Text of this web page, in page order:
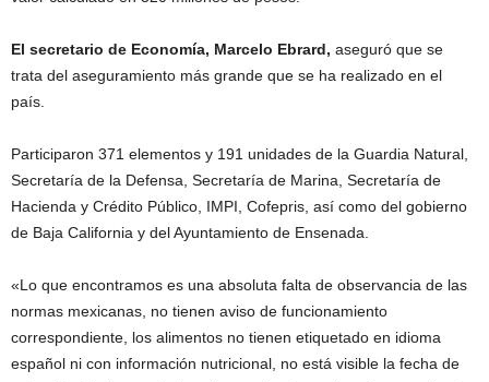
El secretario de Economía, Marcelo Ebrard, aseguró que se
trata del aseguramiento más grande que se ha realizado en el
país.
Participaron 371 elementos y 191 unidades de la Guardia Natural,
Secretaría de la Defensa, Secretaría de Marina, Secretaría de
Hacienda y Crédito Público, IMPI, Cofepris, así como del gobierno
de Baja California y del Ayuntamiento de Ensenada.
«Lo que encontramos es una absoluta falta de observancia de las
normas mexicanas, no tienen aviso de funcionamiento
correspondiente, los alimentos no tienen etiquetado en idioma
español ni con información nutricional, no está visible la fecha de